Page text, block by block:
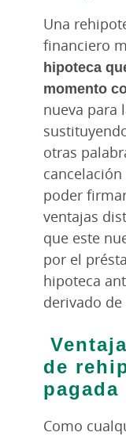
Una
financiero
hipoteca
momento
nueva para
otras
poder
ventajas
que este
por el
hipoteca
derivado
de
pagada
Como